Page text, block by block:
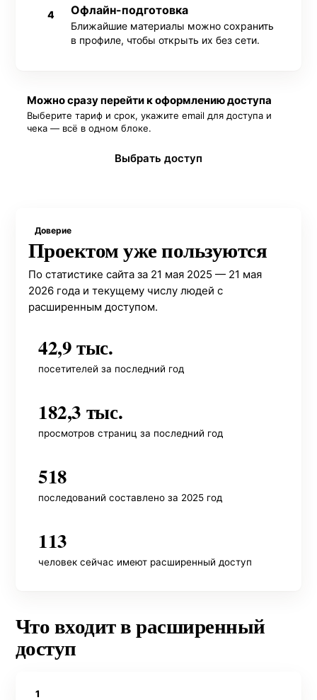
4 Офлайн-подготовка
Ближайшие материалы можно сохранить
в профиле, чтобы открыть их без сети.
Можно сразу перейти к оформлению доступа
Выберите тариф и срок, укажите email для доступа и
чека — всё в одном блоке.
Выбрать доступ
Доверие
Проектом уже пользуются
По статистике сайта за 21 мая 2025 — 21 мая
2026 года и текущему числу людей с
расширенным доступом.
42,9 тыс.
посетителей за последний год
182,3 тыс.
просмотров страниц за последний год
518
последований составлено за 2025 год
113
человек сейчас имеют расширенный доступ
Что входит в расширенный
доступ
1